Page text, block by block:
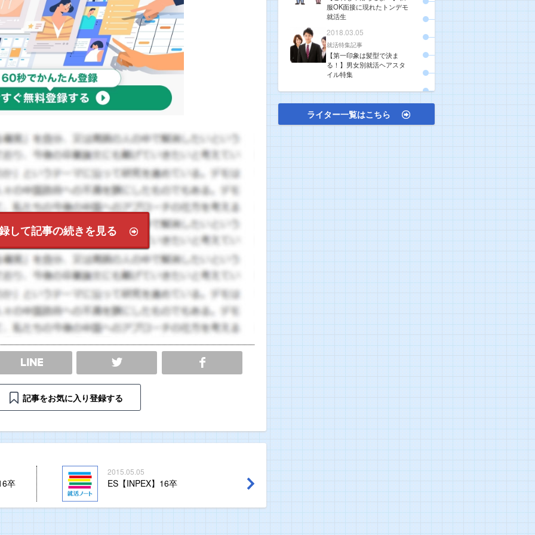
して記事の続きを見る
SHARE
記事をお気に入り登録する
卒
2015.05.05
ES【INPEX】16卒
服OK面接に現れたトンデモ
就活生
2018.03.05
就活特集記事
【第一印象は髪型で決ま
る！】男女別就活ヘアスタ
イル特集
ライター一覧はこちら